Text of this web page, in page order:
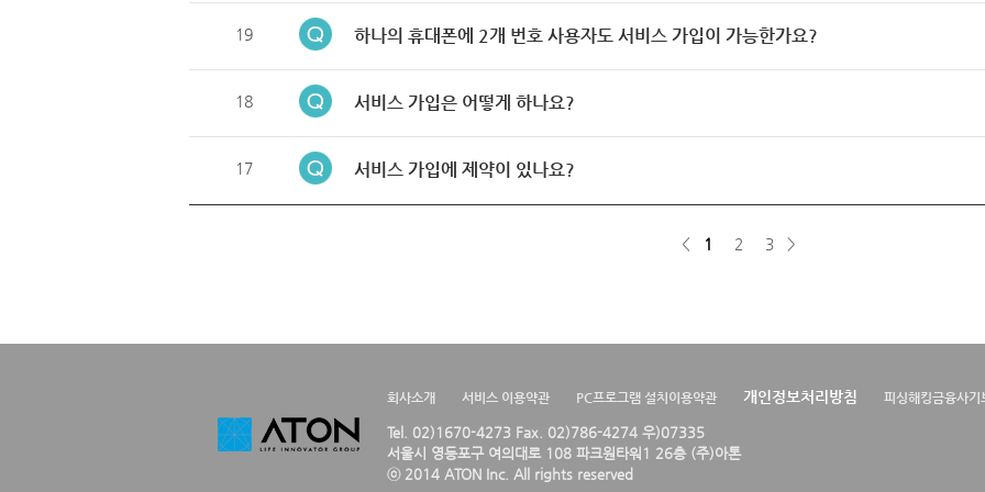
19 하나의 휴대폰에 2개 번호 사용자도 서비스 가입이 가능한가요?
18 서비스 가입은 어떻게 하나요?
17 서비스 가입에 제약이 있나요?
< 1 2 3 >
회사소개 서비스 이용약관 PC프로그램 설치이용약관 개인정보처리방침 피싱해킹금융사기
Tel. 02)1670-4273 Fax. 02)786-4274 우)07335
서울시 영등포구 여의대로 108 파크원타워1 26층 (주)아톤
ⓒ 2014 ATON Inc. All rights reserved